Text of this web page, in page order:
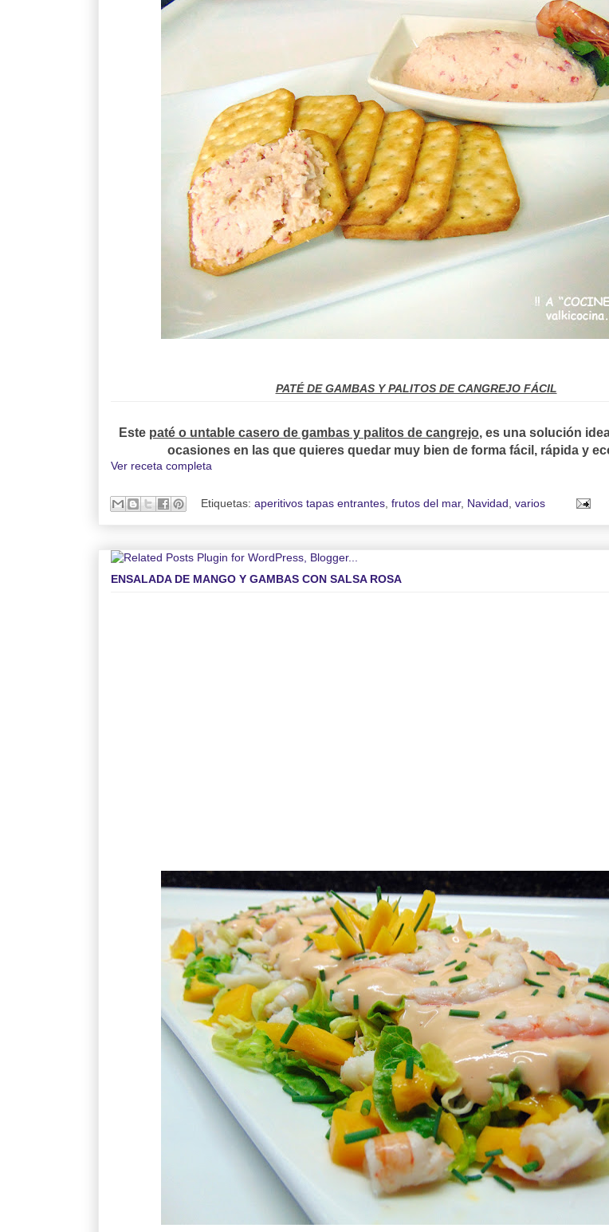
PATÉ DE GAMBAS Y PALITOS DE CANGREJO FÁCIL
Este paté o untable casero de gambas y palitos de cangrejo, es una solución
ocasiones en las que quieres quedar muy bien de forma fácil, rápida y
Ver receta completa
Etiquetas: aperitivos tapas entrantes frutos del mar, Navidad varios
ENSALADA DE MANGO Y GAMBAS CON SALSA ROSA